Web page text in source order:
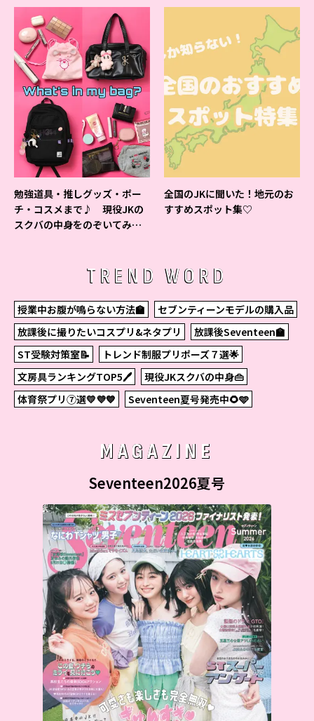
勉強道具・推しグッズ・ポー
チ・コスメまで♪ 現役JKの
スクバの中身をのぞいてみ
全国のJKに聞いた！地元のお
すすめスポット集♡
TREND WORD
授業中お腹が鳴らない方法🏫
セブンティーンモデルの購入品
放課後に撮りたいコスプリ&ネタプリ
放課後Seventeen🏫
ST受験対策室📝
トレンド制服プリポーズ７選🌟
文房具ランキングTOP5🖊
現役JKスクバの中身👜
体育祭プリ⑦選💛💜💙
Seventeen夏号発売中🌻🩵
MAGAZINE
Seventeen2026夏号